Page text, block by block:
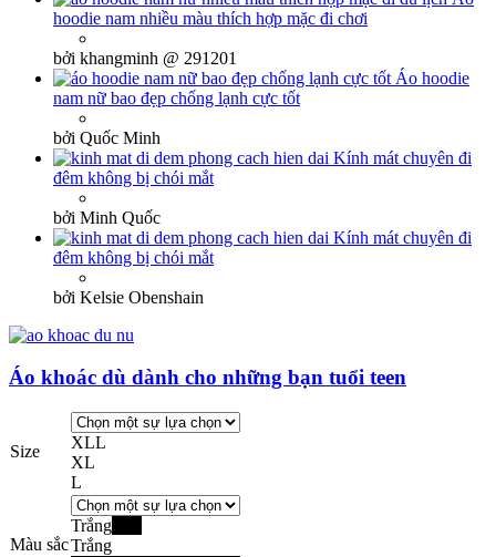
hoodie nam nhiều màu thích hợp mặc đi chơi
bởi khangminh @ 291201
Áo hoodie
nam nữ bao đẹp chống lạnh cực tốt
bởi Quốc Minh
Kính mát chuyên đi
đêm không bị chói mắt
bởi Minh Quốc
Kính mát chuyên đi
đêm không bị chói mắt
bởi Kelsie Obenshain
Áo khoác dù dành cho những bạn tuổi teen
Size XLL
XL
L
Màu sắc
Trắng
Trắng